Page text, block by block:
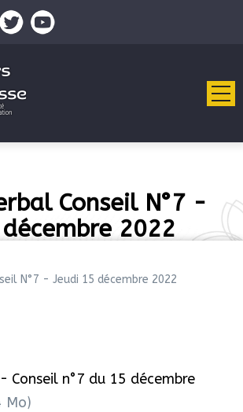
Conseil N°7 -
2022
N°7 - Jeudi 15 décembre 2022
Conseil n°7 du 15 décembre
Mo)